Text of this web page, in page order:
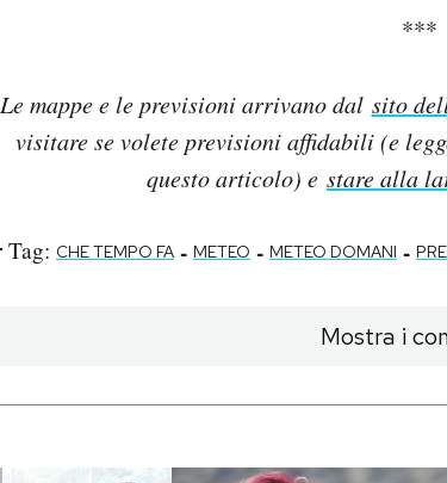
***
Le mappe e le previsioni arrivano dal sito
visitare se volete previsioni affidabili (e
questo articolo) e stare alla
Tag: CHE TEMPO FA - METEO - METEO DOMANI -
Mostra i